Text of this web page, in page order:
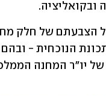
ובקואליציה.